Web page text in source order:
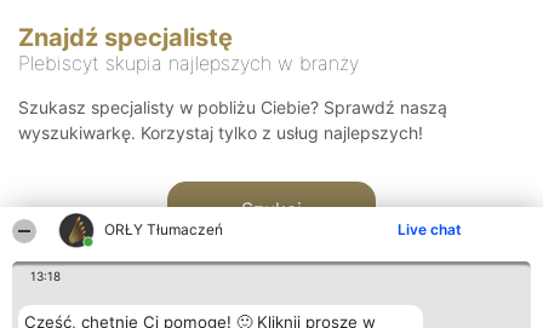
ORŁY Tłumaczeń Live chat
13:18
Cześć, chętnie Ci pomogę! 🙂 Kliknij proszę w
Znajdź specjalistę
Plebiscyt skupia najlepszych w branży
Szukasz specjalisty w pobliżu Ciebie? Sprawdź naszą
wyszukiwarkę. Korzystaj tylko z usług najlepszych!
Szukaj